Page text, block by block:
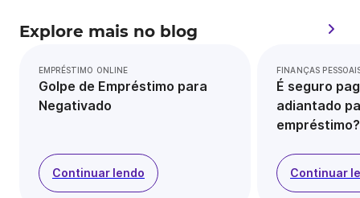
Explore mais no blog
EMPRÉSTIMO ONLINE
Golpe de Empréstimo para
Negativado
Continuar lendo
FINANÇAS
É seguro
adiantado
empréstimo?
Continuar